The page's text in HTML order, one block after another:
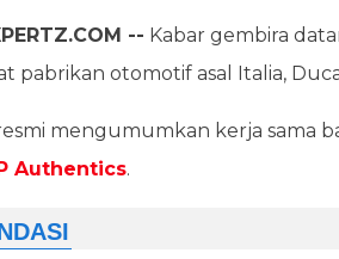
-- Kabar gembira
pabrikan otomotif asal Italia,
mengumumkan kerja sama
Authentics.